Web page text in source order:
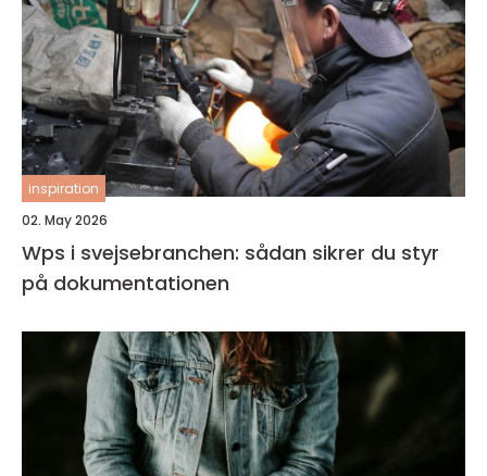
inspiration
02. May 2026
Wps i svejsebranchen: sådan sikrer du styr
på dokumentationen